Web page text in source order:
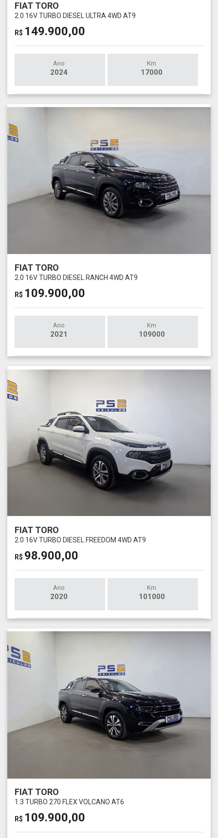
FIAT TORO
2.0 16V TURBO DIESEL ULTRA 4WD AT9
R$ 149.900,00
Ano
2024
Km
17000
FIAT TORO
2.0 16V TURBO DIESEL RANCH 4WD AT9
R$ 109.900,00
Ano
2021
Km
109000
FIAT TORO
2.0 16V TURBO DIESEL FREEDOM 4WD AT9
R$ 98.900,00
Ano
2020
Km
101000
FIAT TORO
1.3 TURBO 270 FLEX VOLCANO AT6
R$ 109.900,00